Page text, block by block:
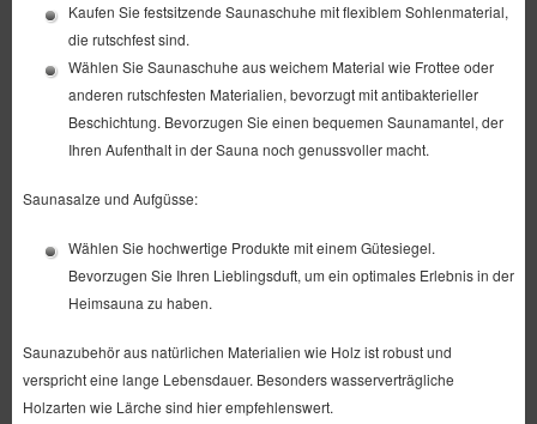
Kaufen Sie festsitzende Saunaschuhe mit flexiblem Sohlenmaterial,
die rutschfest sind.
Wählen Sie Saunaschuhe aus weichem Material wie Frottee oder
anderen rutschfesten Materialien, bevorzugt mit antibakterieller
Beschichtung. Bevorzugen Sie einen bequemen Saunamantel, der
Ihren Aufenthalt in der Sauna noch genussvoller macht.
Saunasalze und Aufgüsse:
Wählen Sie hochwertige Produkte mit einem Gütesiegel.
Bevorzugen Sie Ihren Lieblingsduft, um ein optimales Erlebnis in der
Heimsauna zu haben.
Saunazubehör aus natürlichen Materialien wie Holz ist robust und
verspricht eine lange Lebensdauer. Besonders wasserverträgliche
Holzarten wie Lärche sind hier empfehlenswert.